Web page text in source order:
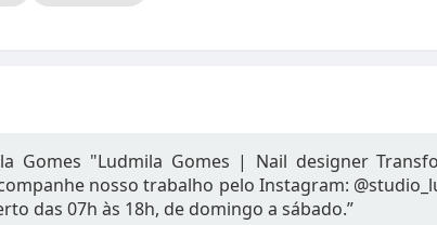
Gomes "Ludmila Gomes | Nail designer
nosso trabalho pelo Instagram:
das 07h às 18h, de domingo a sábado.”